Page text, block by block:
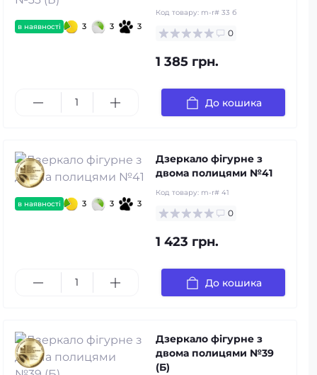
в наявності 3 3 3
Код товару: m-r# 33 б
0
1 385 грн.
До кошика
в наявності 3 3 3
Дзеркало фігурне з
двома полицями №41
Код товару: m-r# 41
0
1 423 грн.
До кошика
Дзеркало фігурне з
двома полицями №39
(Б)